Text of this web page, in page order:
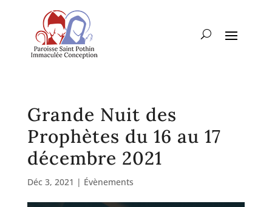
Grande Nuit des
Prophètes du 16 au 17
décembre 2021
Déc 3, 2021 | Évènements